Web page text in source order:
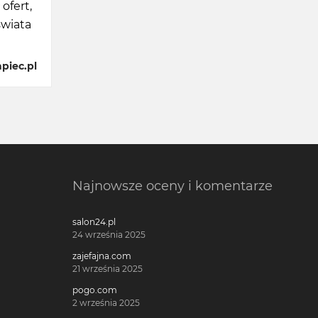
Najnowsze oceny i komentarze
salon24.pl
24 września 2025
zajefajna.com
21 września 2025
pogo.com
2 września 2025